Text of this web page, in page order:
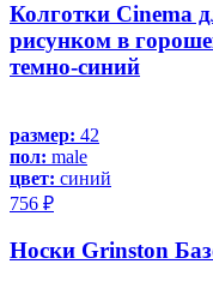
Колготки Cinema
рисунком в
темно-синий
размер: 42
пол: male
цвет: синий
756 ₽
Носки Grinston